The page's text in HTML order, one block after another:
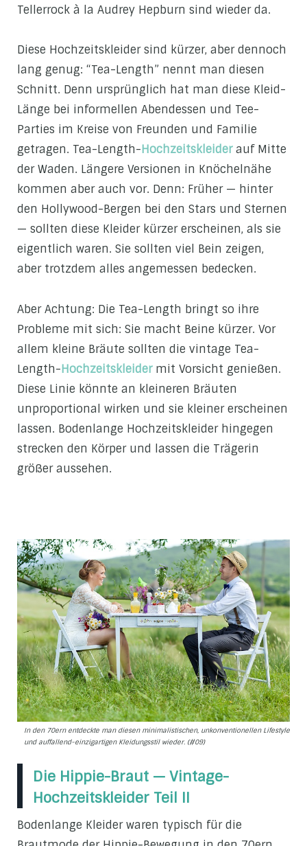
Tellerrock à la Audrey Hepburn sind wieder da.
Diese Hochzeitskleider sind kürzer, aber dennoch
lang genug: “Tea-Length” nennt man diesen
Schnitt. Denn ursprünglich hat man diese Kleid-
Länge bei informellen Abendessen und Tee-
Parties im Kreise von Freunden und Familie
getragen. Tea-Length-Hochzeitskleiderauf Mitte
der Waden. Längere Versionen in Knöchelnähe
kommen aber auch vor. Denn: Früher — hinter
den Hollywood-Bergen bei den Stars und Sternen
— sollten diese Kleider kürzer erscheinen, als sie
eigentlich waren. Sie sollten viel Bein zeigen,
aber trotzdem alles angemessen bedecken.
Aber Achtung: Die Tea-Length bringt so ihre
Probleme mit sich: Sie macht Beine kürzer. Vor
allem kleine Bräute sollten die vintage Tea-
Length-Hochzeitskleidermit Vorsicht genießen.
Diese Linie könnte an kleineren Bräuten
unproportional wirken und sie kleiner erscheinen
lassen. Bodenlange Hochzeitskleider hingegen
strecken den Körper und lassen die Trägerin
größer aussehen.
In den 70ern entdeckte man diesen minimalistischen, unkonventionellen Lifestyle
und auffallend-einzigartigen Kleidungsstil wieder. (#09)
Die Hippie-Braut — Vintage-
Hochzeitskleider Teil II
Bodenlange Kleider waren typisch für die